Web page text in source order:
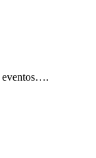
eventos….